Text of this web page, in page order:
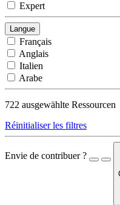
Expert
Langue
Français
Anglais
Italien
Arabe
722 ausgewählte Ressourcen
Réinitialiser les filtres
Envie de contribuer ?